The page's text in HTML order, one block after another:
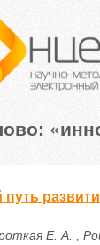
Е. А. ,